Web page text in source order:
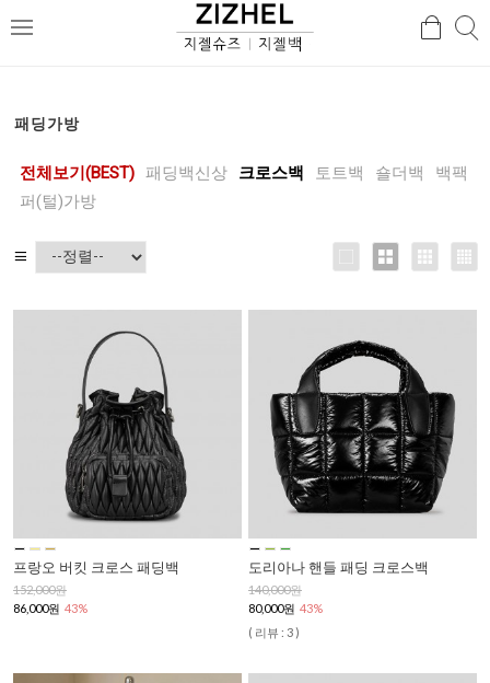
메
검
패딩가방
전체보기(BEST) 패딩백신상 크로스백 토트백 숄더백
백팩
퍼(털)가방
프랑오 버킷 크로스 패딩백
152,000원
86,000원 43%
도리아나 핸들 패딩 크로스백
140,000원
80,000원 43%
( 리뷰 : 3 )